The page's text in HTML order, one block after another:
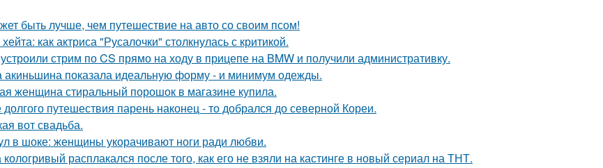
быть лучше, чем путешествие на авто со своим псом!
как актриса "Русалочки" столкнулась с критикой.
стрим по CS прямо на ходу в прицепе на BMW и получили административку.
акиньшина показала идеальную форму - и минимум одежды.
женщина стиральный порошок в магазине купила.
путешествия парень наконец - то добрался до северной Кореи.
вот свадьба.
в шоке: женщины укорачивают ноги ради любви.
кологривый расплакался после того, как его не взяли на кастинге в новый сериал на ТНТ.